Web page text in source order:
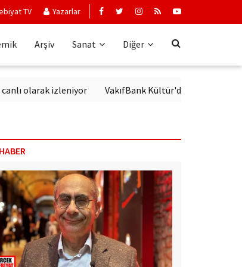
TV Yazarlar
Arşiv Sanat Diğer
izleniyor VakıfBank Kültür'de Modern Alman